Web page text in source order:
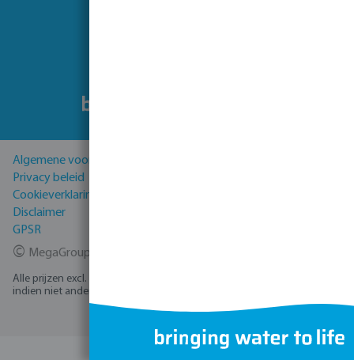
Algemene voorwaarden
Privacy beleid
Cookieverklaring
Disclaimer
GPSR
© MegaGroup Trade 2026
Alle prijzen excl. BTW plus
indien niet anders vermeld.